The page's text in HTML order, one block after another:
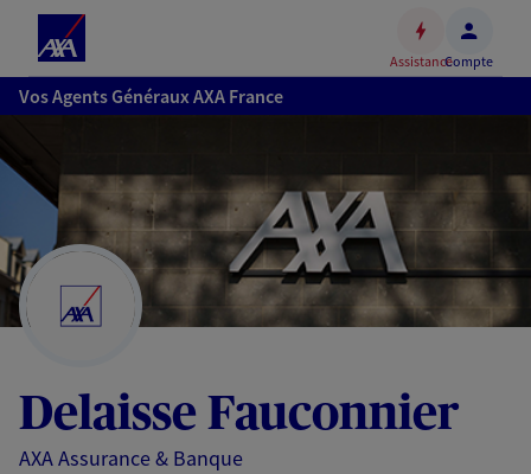
Accéder
au
Accéder
au
pied
de
page
AssistanceCompte
Vos Agents Généraux AXA France
Delaisse Fauconnier
AXA Assurance & Banque